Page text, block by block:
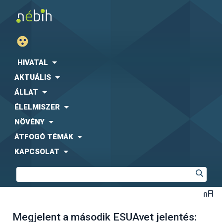
HIVATAL
AKTUÁLIS
ÁLLAT
ÉLELMISZER
NÖVÉNY
ÁTFOGÓ TÉMÁK
KAPCSOLAT
Megjelent a második ESUAvet jelentés: